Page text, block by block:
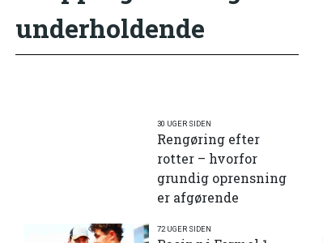
underholdende
30 UGER SIDEN
Rengøring efter
rotter – hvorfor
grundig oprensning
er afgørende
72 UGER SIDEN